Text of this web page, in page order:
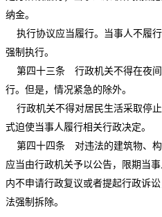
纳金。
执行协议应当履行。当事人不履
强制执行。
第四十三条 行政机关不得在夜间
行。但是，情况紧急的除外。
行政机关不得对居民生活采取停
式迫使当事人履行相关行政决定。
第四十四条 对违法的建筑物、构
应当由行政机关予以公告，限期当
内不申请行政复议或者提起行政诉
法强制拆除。